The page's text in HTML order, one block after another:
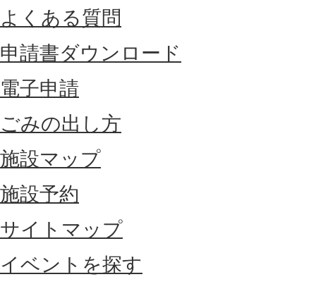
よくある質問
申請書ダウンロード
電子申請
ごみの出し方
施設マップ
施設予約
サイトマップ
イベントを探す